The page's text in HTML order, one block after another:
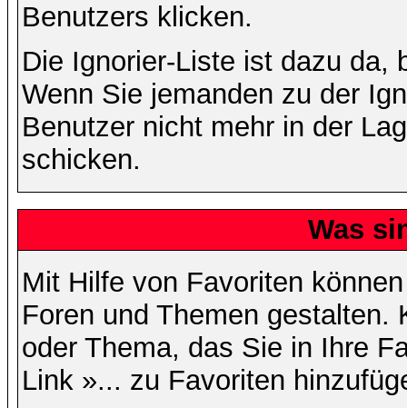
Benutzers klicken.
Die Ignorier-Liste ist dazu da,
Wenn Sie jemanden zu der
Benutzer nicht mehr in der
schicken.
Was
Mit Hilfe von Favoriten
Foren und Themen
oder Thema, das Sie in Ihre
Link »... zu Favoriten